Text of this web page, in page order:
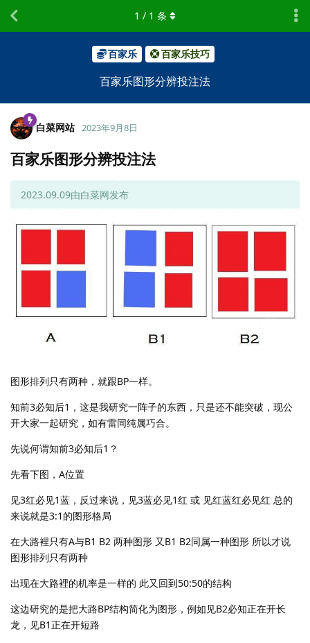
百家乐 百家乐技巧
百家乐图形分辨投注法
1 / 1 条
白菜网站 2023年9月8日
百家乐图形分辨投注法
2023.09.09由白菜网发布
图形排列只有两种，就跟BP一样。
知前3必知后1，这是我研究一阵子的东西，只是还不能突破，现公
开大家一起研究，如有雷同纯属巧合。
先说何谓知前3必知后1？
先看下图，A位置
见3红必见1蓝，反过来说，见3蓝必见1红 或 见红蓝红必见红 总的
来说就是3:1的图形格局
在大路裡只有A与B1 B2 两种图形 又B1 B2同属一种图形 所以才说
图形排列只有两种
出现在大路裡的机率是一样的 此又回到50:50的结构
这边研究的是把大路BP结构简化为图形，例如见B2必知正在开长
龙，见B1正在开短路